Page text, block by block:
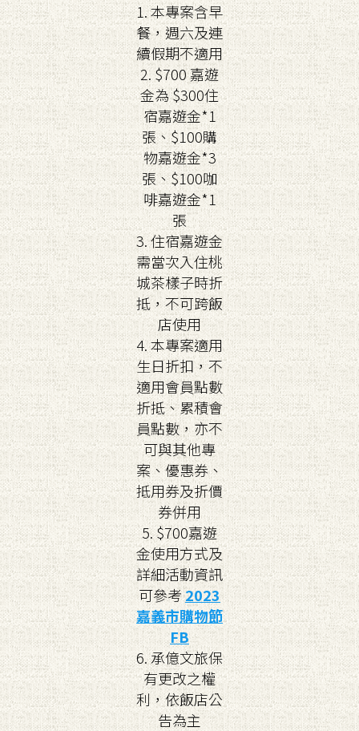
1. 本專案含早
餐，週六及連
續假期不適用
2. $700 嘉遊
金為 $300住
宿嘉遊金*1
張、$100購
物嘉遊金*3
張、$100咖
啡嘉遊金*1
張
3. 住宿嘉遊金
需當次入住桃
城茶樣子時折
抵，不可跨飯
店使用
4. 本專案適用
生日折扣，不
適用會員點數
折抵、累積會
員點數，亦不
可與其他專
案、優惠券、
抵用券及折價
券併用
5. $700嘉遊
金使用方式及
詳細活動資訊
可參考2023
嘉義市購物節
FB
6. 承億文旅保
有更改之權
利，依飯店公
告為主